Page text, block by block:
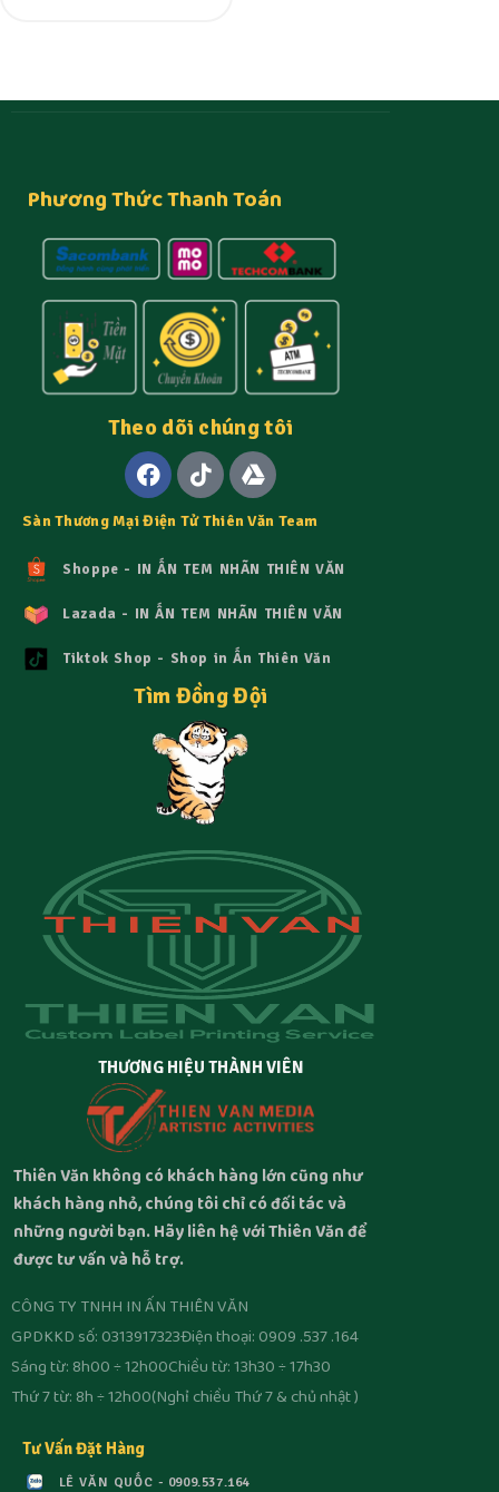
THƯƠNG HIỆU THÀNH VIÊN
Thiên Văn không có khách hàng lớn cũng như
khách hàng nhỏ, chúng tôi chỉ có đối tác và
những người bạn. Hãy liên hệ với Thiên Văn để
được tư vấn và hỗ trợ.
CÔNG TY TNHH IN ẤN THIÊN VĂN
GPDKKD số: 0313917323Điện thoại: 0909 .537 .164
Sáng từ: 8h00 ÷ 12h00Chiều từ: 13h30 ÷ 17h30
Thứ 7 từ: 8h ÷ 12h00(Nghỉ chiều Thứ 7 & chủ nhật )
Tư Vấn Đặt Hàng
LÊ VĂN QUỐC - 0909.537.164
Phương Thức Thanh Toán
Theo dõi chúng tôi
Sàn Thương Mại Điện Tử Thiên Văn Team
Shoppe - IN ẤN TEM NHÃN THIÊN VĂN
Lazada - IN ẤN TEM NHÃN THIÊN VĂN
Tiktok Shop - Shop in Ấn Thiên Văn
Tìm Đồng Đội